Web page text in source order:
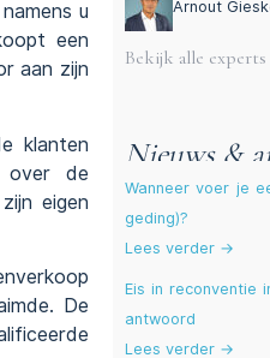
u
een
aan zijn
klanten
over de
eigen
De
Arnout
Bekijk alle
Nieuws &
Wanneer voer je
geding)?
Lees verder →
Eis in reconventie
antwoord
Lees verder →